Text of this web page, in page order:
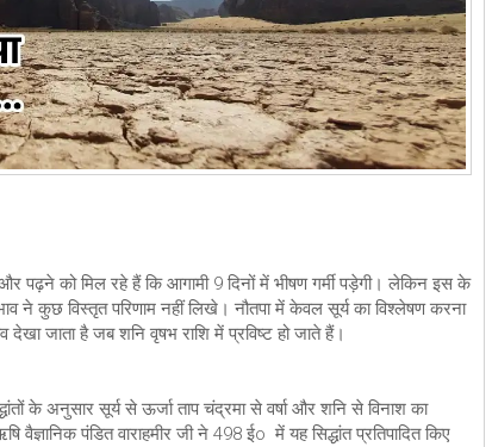
पढ़ने को मिल रहे हैं कि आगामी 9 दिनों में भीषण गर्मी पड़ेगी। लेकिन इस के
ने कुछ विस्तृत परिणाम नहीं लिखे। नौतपा में केवल सूर्य का विश्लेषण करना
जाता है जब शनि वृषभ राशि में प्रविष्ट हो जाते हैं।
के अनुसार सूर्य से ऊर्जा ताप चंद्रमा से वर्षा और शनि से विनाश का
पंडित वाराहमीर जी ने 498 ईo में यह सिद्धांत प्रतिपादित किए